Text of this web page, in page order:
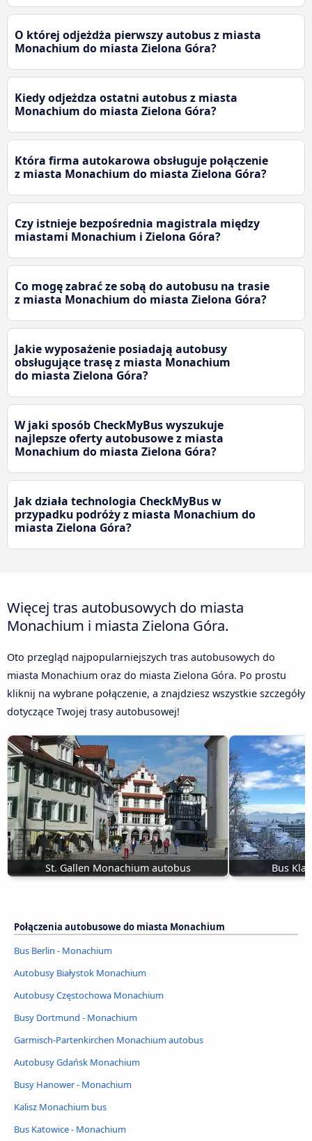
O której odjeżdża pierwszy autobus z miasta
Monachium do miasta Zielona Góra?
Kiedy odjeżdza ostatni autobus z miasta
Monachium do miasta Zielona Góra?
Która firma autokarowa obsługuje połączenie
z miasta Monachium do miasta Zielona Góra?
Czy istnieje bezpośrednia magistrala między
miastami Monachium i Zielona Góra?
Co mogę zabrać ze sobą do autobusu na trasie
z miasta Monachium do miasta Zielona Góra?
Jakie wyposażenie posiadają autobusy
obsługujące trasę z miasta Monachium
do miasta Zielona Góra?
W jaki sposób CheckMyBus wyszukuje
najlepsze oferty autobusowe z miasta
Monachium do miasta Zielona Góra?
Jak działa technologia CheckMyBus w
przypadku podróży z miasta Monachium do
miasta Zielona Góra?
Więcej tras autobusowych do miasta
Monachium i miasta Zielona Góra.
Oto przegląd najpopularniejszych tras autobusowych do
miasta Monachium oraz do miasta Zielona Góra. Po prostu
kliknij na wybrane połączenie, a znajdziesz wszystkie szczegóły
dotyczące Twojej trasy autobusowej!
St. Gallen Monachium autobus Bus
Połączenia autobusowe do miasta Monachium
Bus Berlin - Monachium
Autobusy Białystok Monachium
Autobusy Częstochowa Monachium
Busy Dortmund - Monachium
Garmisch-Partenkirchen Monachium autobus
Autobusy Gdańsk Monachium
Busy Hanower - Monachium
Kalisz Monachium bus
Bus Katowice - Monachium